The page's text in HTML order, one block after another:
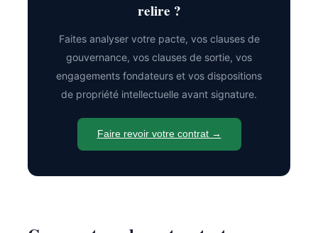
relire ?
Faites analyser votre pacte, vos clauses de
gouvernance, vos clauses de sortie, vos
engagements fondateurs et vos dispositions
de propriété intellectuelle avant signature.
Faire revoir votre contrat →